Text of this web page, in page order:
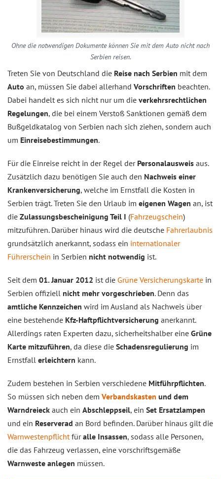
Ohne die notwendigen Dokumente können Sie mit dem Auto nicht nach
Serbien reisen.
Treten Sie von Deutschland die Reise nach Serbien mit dem
Auto an, müssen Sie dabei allerhand Vorschriften beachten.
Dabei handelt es sich nicht nur um die verkehrsrechtlichen
Regelungen, die bei einem Verstoß Sanktionen gemäß dem
Bußgeldkatalog von Serbien nach sich ziehen, sondern auch
um Einreisebestimmungen.
Für die Einreise reicht in der Regel der Personalausweis aus.
Zusätzlich dazu benötigen Sie auch den Nachweis einer
Krankenversicherung, welche im Ernstfall die Kosten in
Serbien trägt. Treten Sie den Urlaub im eigenen Wagen an, ist
die Zulassungsbescheinigung Teil I (Fahrzeugschein)
mitzuführen. Darüber hinaus wird die deutsche Fahrerlaubnis
grundsätzlich anerkannt, sodass ein internationaler
Führerschein in Serbien nicht notwendig ist.
Seit dem 01. Januar 2012 ist die Grüne Versicherungskarte in
Serbien offiziell nicht mehr vorgeschrieben. Denn das
amtliche Kennzeichen wird im Ausland als Nachweis über
eine bestehende Kfz-Haftpflichtversicherung anerkannt.
Allerdings raten Experten dazu, sicherheitshalber eine Grüne
Karte mitzuführen, da diese die Schadensregulierung im
Ernstfall erleichtern kann.
Zudem bestehen in Serbien verschiedene Mitführpflichten.
So müssen sich neben dem Verbandskasten und dem
Warndreieck auch ein Abschleppseil, ein Set Ersatzlampen
und ein Reserverad an Bord befinden. Darüber hinaus gilt die
Warnwestenpflichtfüralle Insassen, sodass alle Personen,
die das Fahrzeug verlassen, eine vorschriftsgemäße
Warnweste anlegen müssen.